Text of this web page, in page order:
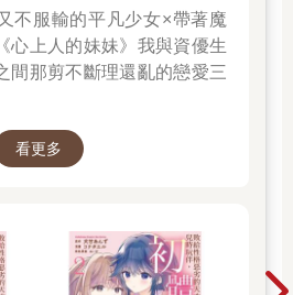
了／心上人的妹妹
不服輸的平凡少女×帶著魔
心上人的妹妹》我與資優生
間那剪不斷理還亂的戀愛三
看更多